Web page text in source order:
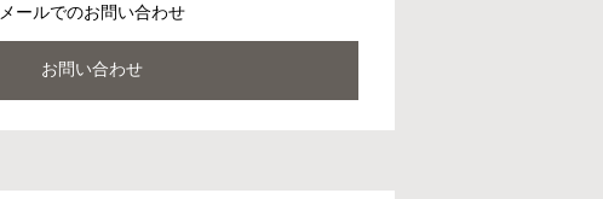
メールでのお問い合わせ
お問い合わせ